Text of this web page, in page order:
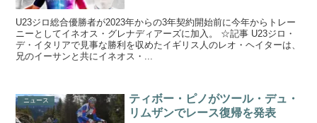
U23ジロ総合優勝者が2023年からの3年契約開始前に今年からトレー
ニーとしてイネオス・グレナディアーズに加入。 ☆記事 U23ジロ・
デ・イタリアで見事な勝利を収めたイギリス人のレオ・ヘイターは、
兄のイーサンと共にイネオス・...
ニュース
ティボー・ピノがツール・デュ・
リムザンでレース復帰を発表